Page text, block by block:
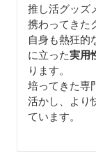
推し活グッズ
携わってきた
自身も熱狂的
に立った実用
ります。
培ってきた専
活かし、より
ています。